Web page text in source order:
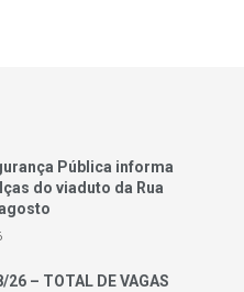
Pública informa
do viaduto da Rua
26 – TOTAL DE VAGAS